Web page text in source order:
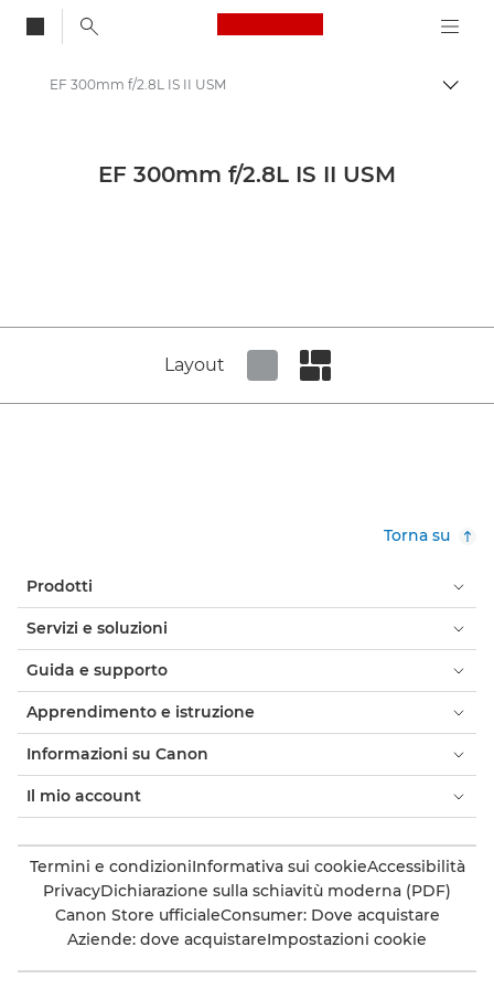
Canon Logo, back
Obiettivi per fotocamere Canon
EF 300mm f/2.8L IS II USM
EF 300mm f/2.8L IS II USM
Layout
Torna su
Prodotti
Servizi e soluzioni
Guida e supporto
Apprendimento e istruzione
Informazioni su Canon
Il mio account
Termini e condizioniInformativa sui cookieAccessibilità
PrivacyDichiarazione sulla schiavitù moderna (PDF)
Canon Store ufficialeConsumer: Dove acquistare
Aziende: dove acquistareImpostazioni cookie